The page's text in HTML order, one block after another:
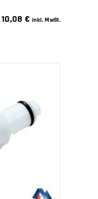
10,08€ inkl. MwSt.